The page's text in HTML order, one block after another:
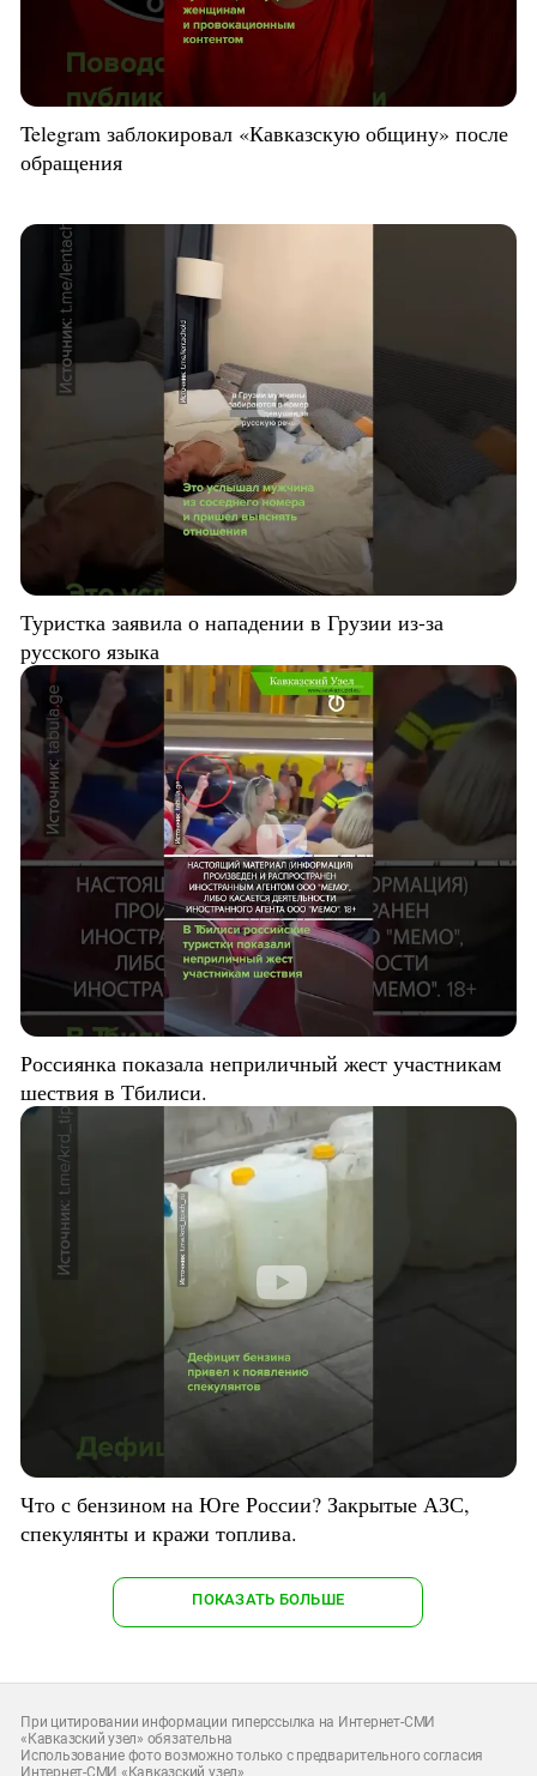
Telegram заблокировал «Кавказскую общину» после
обращения
Туристка заявила о нападении в Грузии из-за
русского языка
Россиянка показала неприличный жест участникам
шествия в Тбилиси.
Что с бензином на Юге России? Закрытые АЗС,
спекулянты и кражи топлива.
ПОКАЗАТЬ БОЛЬШЕ
При цитировании информации гиперссылка на Интернет-СМИ
«Кавказский узел» обязательна
Использование фото возможно только с предварительного согласия
Интернет-СМИ «Кавказский узел»